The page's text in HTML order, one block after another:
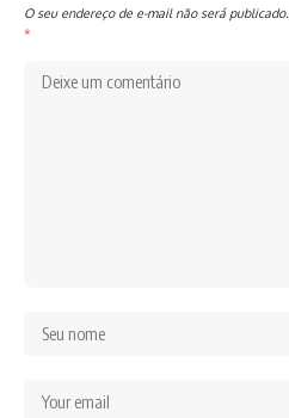
O seu endereço de e-mail não será publicado.
*